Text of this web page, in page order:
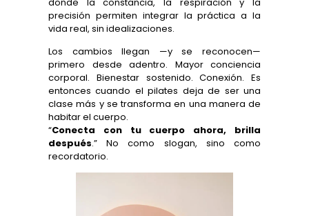
precisión permiten integrar la práctica a la
vida real, sin idealizaciones.
Los cambios llegan —y se reconocen—
primero desde adentro. Mayor conciencia
corporal. Bienestar sostenido. Conexión. Es
entonces cuando el pilates deja de ser una
clase más y se transforma en una manera de
habitar el cuerpo.
“Conecta con tu cuerpo ahora, brilla
después.” No como slogan, sino como
recordatorio.